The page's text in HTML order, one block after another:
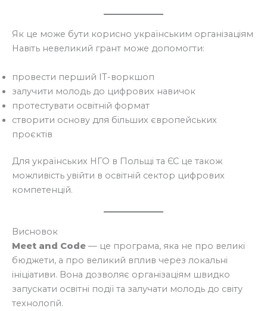
Як це може бути корисно українським організаціям
Навіть невеликий грант може допомогти:
провести перший IT-воркшоп
залучити молодь до цифрових навичок
протестувати освітній формат
створити основу для більших європейських
проєктів
Для українських НГО в Польщі та ЄС це також
можливість увійти в освітній сектор цифрових
компетенцій.
Висновок
Meet and Code — це програма, яка не про великі
бюджети, а про великий вплив через локальні
ініціативи. Вона дозволяє організаціям швидко
запускати освітні події та залучати молодь до світу
технологій.